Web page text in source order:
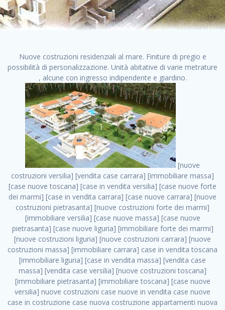
Nuove costruzioni residenziali al mare. Finiture di pregio e
possibilità di personalizzazione. Unità abitative di varie metrature
, alcune con ingresso indipendente e giardino.
[nuove costruzioni versilia] [vendita case carrara] [immobiliare massa] [case nuove toscana] [case in vendita versilia] [case nuove forte dei marmi] [case in vendita carrara] [case nuove carrara] [nuove costruzioni pietrasanta] [nuove costruzioni forte dei marmi] [immobiliare versilia] [case nuove massa] [case nuove pietrasanta] [case nuove liguria] [immobiliare forte dei marmi] [nuove costruzioni liguria] [nuove costruzioni carrara] [nuove costruzioni massa] [immobiliare carrara] case in vendita toscana [immobiliare liguria] [case in vendita massa] [vendita case massa] [vendita case versilia] [nuove costruzioni toscana] [immobiliare pietrasanta] [immobiliare toscana] [case nuove versilia] nuove costruzioni case nuove in vendita case nuove case in costruzione case nuova costruzione appartamenti nuova costruzione case in vendita nuove costruzioni terreno edificabile nuove costruzioni milano marina di carrara carrara massa massa carrara toscana versilia case in vendita a milano case in vendita a roma appartamenti nuovi in vendita vendita case milano case in vendita torino case in vendita milano case di nuova costruzione nuove costruzioni roma case in vendita roma , ville nuova costruzione roma . vendita case roma vendita case torino villette nuova costruzione vendita case privati cerco casa milano vendita case impresa edile vendita case genova vendita immobili vendita case nuove cerco casa ville nuova costruzione annunci case in vendita case in vendita nuova costruzione nuove case in vendita case in vendita da privati villette a schiera cerco casa in vendita case in affitto vendita nuove costruzioni costruire case affitto affitto negozio milano cerco casa roma cerco casa nuova costruzione appartamenti in costruzione, ville nuova costruzione roma . case nuove vendita case in vendita nuove case nuove milano nuove costruzioni morena case in vendita costruzioni case case in vendita tor vergata nuova annunci vendita case case in vendita milano centro, ville nuova costruzione roma . vendita case nuova costruzione case in vendita privati agenzia immobiliare appartamenti di nuova costruzione ville in costruzione case in vendita a opera nuova costruzione nuove costruzioni torino, ville nuova costruzione roma . appartamenti nuovi impresa edile roma trova casa costruzioni nuove appartamenti in affitto cantieri in costruzione, ville nuova costruzione roma . immobiliare nuove costruzioni case in vendita dragona appartamenti in vendita siti vendita case case in vendita roma nord nuovi costruzioni ville nuove in vendita nuove costruzioni in vendita trovocasa cerco casa affitto villette in vendita nuove costruzioni immobiliari nuove costruzioni bologna toscano immobiliare palermo nuovi appartamenti vendita case dragona nuova costruzione case in vendita villaggio prenestino, ville nuova costruzione roma . case in vendita dal costruttore imprese edili torino nuove costruzioni firenze immobiliare case nuove in costruzione toscano immobiliare milano, ville nuova costruzione roma . casanuova case in vendita acilia dragona case in vendita di nuova costruzione case in vendita da costruttore nuove costruzioni eur case e cantieri appartamenti in vendita nuova costruzione case in vendita a dragona roma case in vendita nuove case in costruzione porta portese immobiliare appartamenti cerco casa disperatamente case in vendita torresina cascine in vendita vendita immobili roma, ville nuova costruzione roma . milano nuove costruzioni morena case in vendita costruzioni edili nuove costruzioni catania visure catastali on line gratis nuove costruzioni monza case in costruzione milano, ville nuova costruzione roma . nuove costruzioni boccea vendita immobili milano attico immobiliare roma vendita imprese edili bergamo impresa edile bologna case in vendita a classe appartamento nuovo nuove costruzioni pietralata case costruzione case in vendita roma sud nuove costruzioni residenziali a milano appartamenti nuova costruzione milano case in vendita boccea case in vendita morena nuove costruzioni vendita immobili privati, ville nuova costruzione roma . comprare casa nuova costruzione case in vendita con leasing case in vendita ostia antica case nuova costruzione milano appartamenti nuovi milano case nuove roma nuove costruzioni bari edilizia convenzionata case in vendita a tortona villaggio prenestino case in vendita toscano immobiliare professione casa nuove costruzioni parma impresa costruzioni nuove case nuove costruzioni bergamo vendita immobili torino ville di nuova costruzione solo affitti appartamento nuovo in vendita appartamenti nuova costruzione roma case nuova costruzione roma, ville nuova costruzione roma . nuove costruzioni a milano case in costruzione roma impresa di costruzioni grimaldi immobiliare costruzioni villetta nuova costruzione case in vendita da imprese edili cerco casa a acquisto casa in costruzione nuove costruzioni mare costruzioni immobiliari cantieri nuove costruzioni acquisto casa nuova costruzione nuove costruzioni padova comprare casa in costruzione impresa edile napoli nuove costruzioni pescara casa risorse immobiliari, ville nuova costruzione roma . immobili in costruzione villette nuove villette nuove in vendita gabetti imprese edili verona nuove costruzioni milano sud nuovi immobili nuove costruzioni legnano, ville nuova costruzione roma . cantieri nuove costruzioni milano villa nuova case vendita nuove costruzioni appartamenti in vendita nuovi immobili nuovi costruttori case imprese edili brescia nuovi appartamenti milano case in vendita selva nera casa nuova retecasa case nuova costruzione in vendita monolocale imprese edili firenze imprese edili padova frimm vendita case dragona nuove costruzioni vendita imprese edili parma imprese di costruzioni milano immobiliare toscano frimm immobiliare roma case case dal costruttore acquisto terreno agricolo imprese edili italiane roma vende casa case nuove a milano nuove costruzioni a roma imprese costruzioni roma cerco casa nuova immobili di nuova costruzione case in vendita castelverde roma impresa edile palermo rent to buy roma nuove costruzioni, ville nuova costruzione roma . tempocasa case in vendita a riscatto nuove costruzioni varese nuove costruzioni bolzano vendita case in costruzione nuove costruzioni lecce cantiere milano costruire villa imprese edili treviso impresa edile catania case in vendita roma tiburtina vendita appartamenti nuova costruzione vendita immobili commerciali case nuove in vendita milano nuove costruzioni seregno cerca casa vendita cerco casa milano vendita nuove costruzioni milano ovest vendita case nuove milano imprese edili modena nuove costruzioni milano centro case in vendita aranova nuove abitazioni, ville nuova costruzione roma ., ville nuova costruzione roma . nuove costruzioni brescia nuove costruzioni como appartamenti nuovi in vendita a milano case in vendita bologna nuove costruzioni appartamenti in vendita milano nuova costruzione imprese edili como morena nuove costruzioni nuove costruzioni case vendita appartamenti nuovi nuove costruzioni salerno eurekasa villette in costruzione bilocali nuovi case nuove in vendita a roma case in vendita con permuta nuove costruzioni trento impresa edile varese imprese costruzioni milano imprese edili venezia case in vendita prenestina imprese edili spa nuove costruzioni gallarate roma nuove costruzioni case in nuova costruzione nuovi case nuove in vendita a milano nuove costruzioni loano nuovi cantieri milano imprese edili novara case in vendita roma est imprese di costruzioni roma appartamenti in costruzione milano nuovi cantieri cerco casa vendita milano nuove costruzioni brugherio vendita case da imprese edili imprese edili udine nuove costruzioni direttamente dal costruttore imprese edili vicenza case in vendita a loano nuova costruzione nuove villette prezzi case nuove case in vendita in costruzione compravendita terreno agricolo cantiere, ville nuova costruzione roma . case in vendita milano navigli costruzione nuova casa costruzioni nuove milano nuove costruzioni roma rent to buy nuove costruzioni taranto palazzo in costruzione vendita appartamenti nuova costruzione milano centro costruzioni milano case in vendita milano nuove costruzioni case in vendita milano sud impresa edile como case nuove a roma boccea case in vendita imprese edili trento nuove costruzioni buccinasco case in costruzione a milano nuove costruzioni ripamonti case in vendita a salerno nuove costruzioni nuove residenze milano case nuove vendita milano nuove costruzioni milano nord nuove costruzioni livorno vendita nuove costruzioni roma nuove costruzioni liguria costruzioni roma cerco casa roma vendita nuove costruzioni classe a impresa edile rimini nuovi annunci case in vendita nuove costruzioni magenta todini costruzioni case grezze in vendita vendita appartamenti nuovi milano case in vendita gallaratese milano nuove costruzioni arezzo, ville nuova costruzione roma . case in vendita castelverde case nuove dal costruttore nuovo appartamento nuove costruzioni desenzano imprese edili lombardia imprese edili veneto appartamenti in costruzione roma case vendita pescara nuove costruzioni case in vendita ad acilia imprese edili verona e provincia nuove costruzioni desio appartamenti classe a milano firenze nuove costruzioni pirelli re immobiliare grandi imprese di costruzioni case in vendita torresina roma case in vendita navigli milano nuove costruzioni roma centro nuovecostruzioni appartamenti nuovi a milano impresa edile ancona nuove residenze dragona case in vendita nuove costruzioni brindisi vendita nuove costruzioni milano case